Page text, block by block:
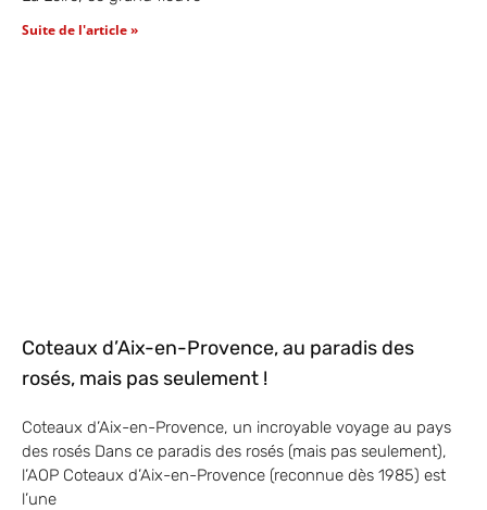
Suite de l'article »
Coteaux d’Aix-en-Provence, au paradis des
rosés, mais pas seulement !
Coteaux d’Aix-en-Provence, un incroyable voyage au pays
des rosés Dans ce paradis des rosés (mais pas seulement),
l’AOP Coteaux d’Aix-en-Provence (reconnue dès 1985) est
l’une